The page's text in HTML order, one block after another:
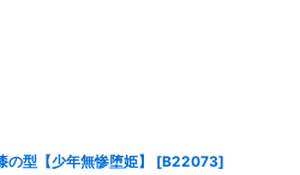
型【少年無惨堕姫】 [B22073]